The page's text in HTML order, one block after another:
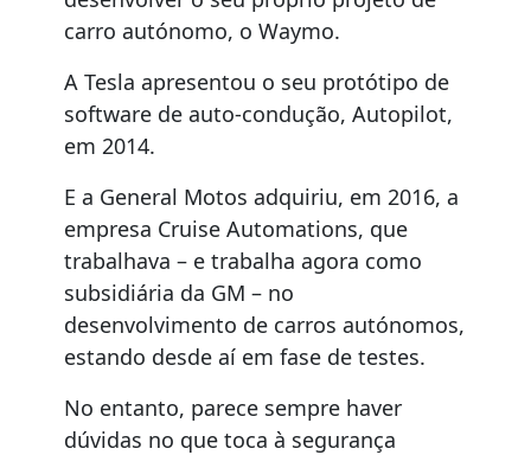
carro autónomo, o Waymo.
A Tesla apresentou o seu protótipo de
software de auto-condução, Autopilot,
em 2014.
E a General Motos adquiriu, em 2016, a
empresa Cruise Automations, que
trabalhava – e trabalha agora como
subsidiária da GM – no
desenvolvimento de carros autónomos,
estando desde aí em fase de testes.
No entanto, parece sempre haver
dúvidas no que toca à segurança